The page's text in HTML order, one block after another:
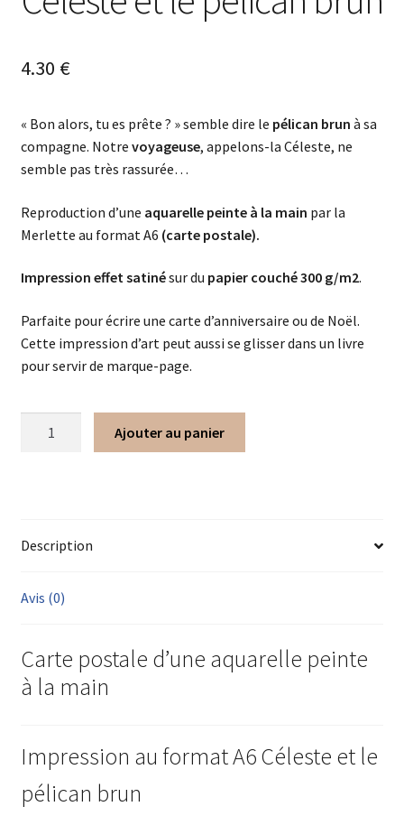
4.30 €
« Bon alors, tu es prête ? » semble dire le pélican brun à sa
compagne. Notre voyageuse, appelons-la Céleste, ne
semble pas très rassurée…
Reproduction d’une aquarelle peinte à la main par la
Merlette au format A6 (carte postale).
Impression effet satinésur du papier couché 300 g/m2.
Parfaite pour écrire une carte d’anniversaire ou de Noël.
Cette impression d’art peut aussi se glisser dans un livre
pour servir de marque-page.
Ajouter au panier
Description
Avis (0)
Carte postale d’une aquarelle peinte
à la main
Impression au format A6 Céleste et le
pélican brun